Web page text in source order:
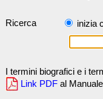
Ricerca inizia
I termini biografici e i
Link PDF al